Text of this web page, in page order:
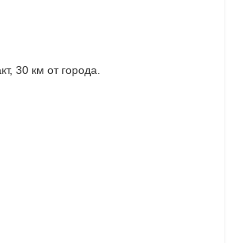
30 км от города.